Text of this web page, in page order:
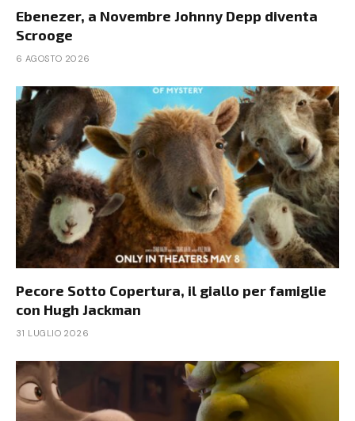
Ebenezer, a Novembre Johnny Depp diventa
Scrooge
6 AGOSTO 2026
Pecore Sotto Copertura, il giallo per famiglie
con Hugh Jackman
31 LUGLIO 2026